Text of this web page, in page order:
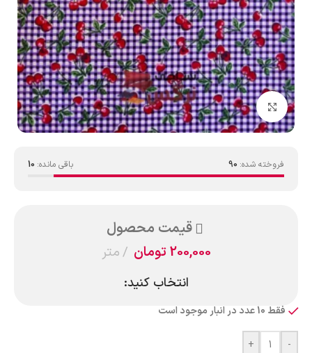
بزرگنمایی تصویر
فروخته شده: 90 باقی مانده: 10
قیمت محصول
200,000تومان متر
انتخاب کنید:
فقط 10 عدد در انبار موجود است
-
+